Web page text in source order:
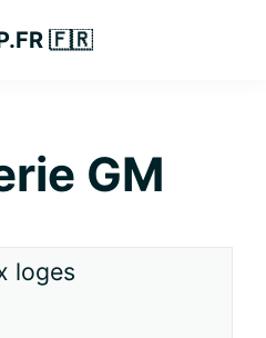
🇫🇷
GM
loges